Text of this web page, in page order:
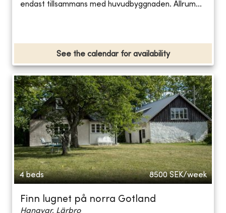
endast tillsammans med huvudbyggnaden. Allrum...
See the calendar for availability
4 beds 8500 SEK/week
Finn lugnet på norra Gotland
Hangvar, Lärbro